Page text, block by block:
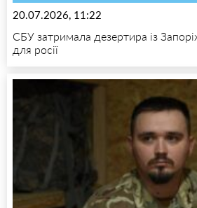
20.07.2026, 11:22
СБУ затримала дезертира із
для росії